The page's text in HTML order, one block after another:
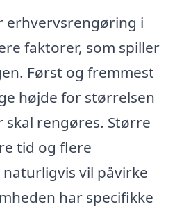
erhvervsrengøring i
faktorer, som spiller
Først og fremmest
højde for størrelsen
rengøres. Større
tid og flere
vil påvirke
har specifikke